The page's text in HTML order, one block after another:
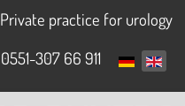
Private practice for urology
0551-307 66 911